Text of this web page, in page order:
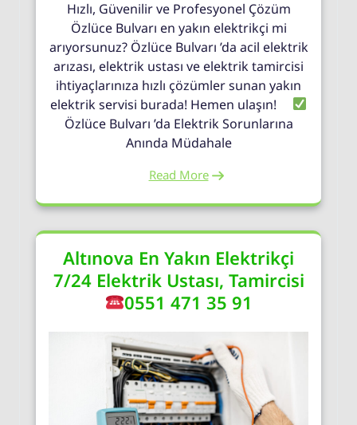
Hızlı, Güvenilir ve Profesyonel Çözüm
Özlüce Bulvarı en yakın elektrikçi mi
arıyorsunuz? Özlüce Bulvarı ’da acil elektrik
arızası, elektrik ustası ve elektrik tamircisi
ihtiyaçlarınıza hızlı çözümler sunan yakın
elektrik servisi burada! Hemen ulaşın!
Özlüce Bulvarı ’da Elektrik Sorunlarına
Anında Müdahale
Read More
Altınova En Yakın Elektrikçi
7/24 Elektrik Ustası, Tamircisi
0551 471 35 91